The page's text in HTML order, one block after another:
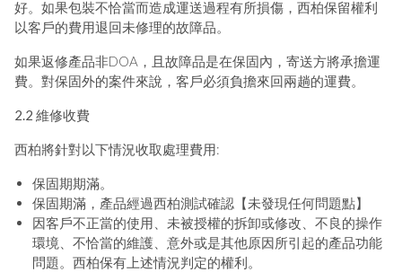
好。如果包裝不恰當而造成運送過程有所損傷，西柏保留權利
以客戶的費用退回未修理的故障品。
如果返修產品非DOA，且故障品是在保固內，寄送方將承擔運
費。對保固外的案件來說，客戶必須負擔來回兩趟的運費。
2.2 維修收費
西柏將針對以下情況收取處理費用:
保固期期滿。
保固期滿，產品經過西柏測試確認【未發現任何問題點】
因客戶不正當的使用、未被授權的拆卸或修改、不良的操作
環境、不恰當的維護、意外或是其他原因所引起的產品功能
問題。西柏保有上述情況判定的權利。